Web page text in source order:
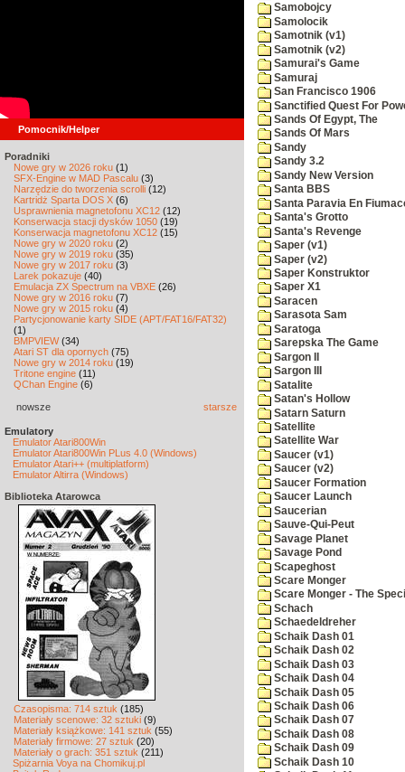
Pomocnik/Helper
Poradniki
Nowe gry w 2026 roku (1)
SFX-Engine w MAD Pascalu (3)
Narzędzie do tworzenia scrolli (12)
Kartridż Sparta DOS X (6)
Usprawnienia magnetofonu XC12 (12)
Konserwacja stacji dysków 1050 (19)
Konserwacja magnetofonu XC12 (15)
Nowe gry w 2020 roku (2)
Nowe gry w 2019 roku (35)
Nowe gry w 2017 roku (3)
Larek pokazuje (40)
Emulacja ZX Spectrum na VBXE (26)
Nowe gry w 2016 roku (7)
Nowe gry w 2015 roku (4)
Partycjonowanie karty SIDE (APT/FAT16/FAT32)
(1)
BMPVIEW(34)
Atari ST dla opornych (75)
Nowe gry w 2014 roku (19)
Tritone engine (11)
QChan Engine (6)
nowsze starsze
Emulatory
Emulator Atari800Win
Emulator Atari800Win PLus 4.0 (Windows)
Emulator Atari++ (multiplatform)
Emulator Altirra (Windows)
Biblioteka Atarowca
Czasopisma: 714 sztuk (185)
Materiały scenowe: 32 sztuki (9)
Materiały książkowe: 141 sztuk (55)
Materiały firmowe: 27 sztuk (20)
Materiały o grach: 351 sztuk (211)
Spiżarnia Voya na Chomikuj.pl
Samobojcy
Samolocik
Samotnik (v1)
Samotnik (v2)
Samurai's Game
Samuraj
San Francisco 1906
Sanctified Quest For
Sands Of Egypt, The
Sands Of Mars
Sandy
Sandy 3.2
Sandy New Version
Santa BBS
Santa Paravia En
Santa's Grotto
Santa's Revenge
Saper (v1)
Saper (v2)
Saper Konstruktor
Saper X1
Saracen
Sarasota Sam
Saratoga
Sarepska The Game
Sargon II
Sargon III
Satalite
Satan's Hollow
Satarn Saturn
Satellite
Satellite War
Saucer (v1)
Saucer (v2)
Saucer Formation
Saucer Launch
Saucerian
Sauve-Qui-Peut
Savage Planet
Savage Pond
Scapeghost
Scare Monger
Scare Monger - The
Schach
Schaedeldreher
Schaik Dash 01
Schaik Dash 02
Schaik Dash 03
Schaik Dash 04
Schaik Dash 05
Schaik Dash 06
Schaik Dash 07
Schaik Dash 08
Schaik Dash 09
Schaik Dash 10